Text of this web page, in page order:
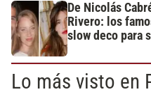
De Nicolás
Rivero: los
slow deco para
Lo más visto en